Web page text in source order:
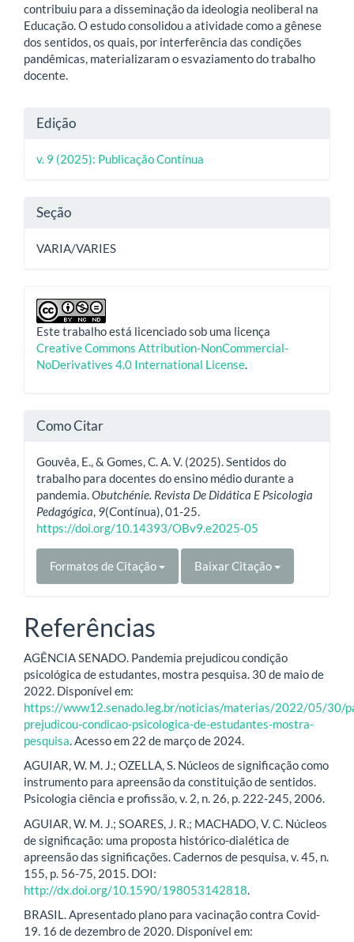
contribuiu para a disseminação da ideologia neoliberal na
Educação. O estudo consolidou a atividade como a gênese
dos sentidos, os quais, por interferência das condições
pandêmicas, materializaram o esvaziamento do trabalho
docente.
Detalhes
do
artigo
Edição
v. 9 (2025): Publicação Contínua
Seção
VARIA/VARIES
Este trabalho está licenciado sob uma licença
Creative Commons Attribution-NonCommercial-
NoDerivatives 4.0 International License
Como Citar
Gouvêa, E., & Gomes, C. A. V. (2025). Sentidos do
trabalho para docentes do ensino médio durante a
pandemia.Obutchénie. Revista De Didática E Psicologia
Pedagógica, 9(Contínua), 01-25.
https://doi.org/10.14393/OBv9.e2025-05
Formatos de Citação Baixar Citação
Referências
AGÊNCIA SENADO. Pandemia prejudicou condição
psicológica de estudantes, mostra pesquisa. 30 de maio de
2022. Disponível em:
https://www12.senado.leg.br/noticias/materias/2022/05/30/
prejudicou-condicao-psicologica-de-estudantes-mostra-
pesquisa . Acesso em 22 de março de 2024.
AGUIAR, W. M. J.; OZELLA, S. Núcleos de significação como
instrumento para apreensão da constituição de sentidos.
Psicologia ciência e profissão, v. 2, n. 26, p. 222-245, 2006.
AGUIAR, W. M. J.; SOARES, J. R.; MACHADO, V. C. Núcleos
de significação: uma proposta histórico-dialética de
apreensão das significações. Cadernos de pesquisa, v. 45, n.
155, p. 56-75, 2015. DOI:
http://dx.doi.org/10.1590/198053142818
BRASIL. Apresentado plano para vacinação contra Covid-
19. 16 de dezembro de 2020. Disponível em: